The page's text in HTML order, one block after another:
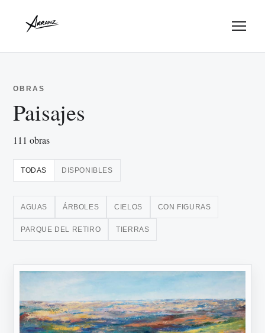
OBRAS
Paisajes
111 obras
TODAS DISPONIBLES
AGUAS ÁRBOLES CIELOS CON FIGURAS
PARQUE DEL RETIRO TIERRAS